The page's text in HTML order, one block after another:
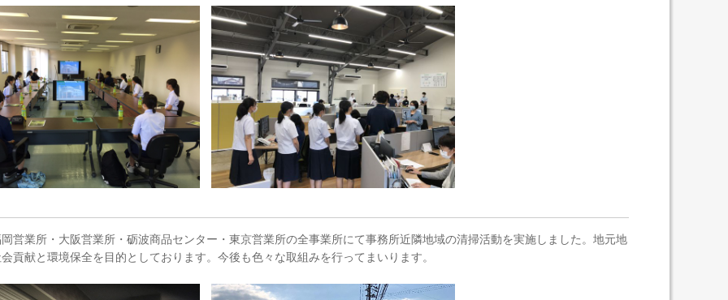
営業所・大阪営業所・砺波商品センター・東京営業所の全事業所にて事務所近隣地域の清掃活動を実施しました。地元地
貢献と環境保全を目的としております。今後も色々な取組みを行ってまいります。